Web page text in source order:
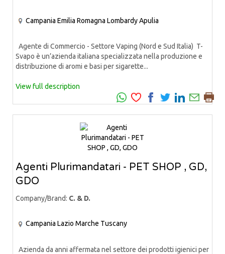
Campania Emilia Romagna LombardyApulia
Agente di Commercio - Settore Vaping (Nord e Sud Italia) T-
Svapo è un’azienda italiana specializzata nella produzione e
distribuzione di aromi e basi per sigarette...
View full description
Agenti Plurimandatari - PET SHOP , GD,
GDO
Company/Brand: C. & D.
Campania Lazio Marche Tuscany
Azienda da anni affermata nel settore dei prodotti igienici per